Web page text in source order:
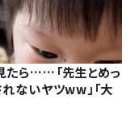
ら……「先生とめっ
ないヤツww」「大